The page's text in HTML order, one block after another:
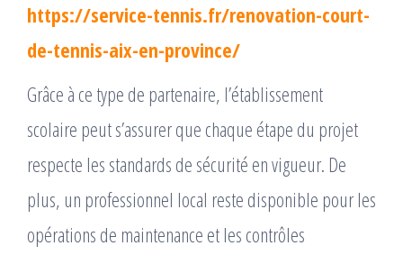
https://service-tennis.fr/renovation-court-
de-tennis-aix-en-province/
Grâce à ce type de partenaire, l’établissement
scolaire peut s’assurer que chaque étape du projet
respecte les standards de sécurité en vigueur. De
plus, un professionnel local reste disponible pour les
opérations de maintenance et les contrôles